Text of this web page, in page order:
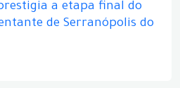
a etapa final do
de Serranópolis do